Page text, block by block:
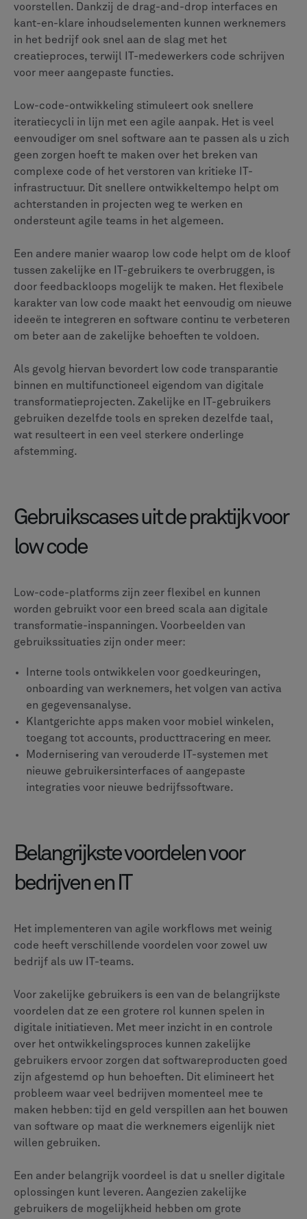
voorstellen. Dankzij de drag-and-drop interfaces en
kant-en-klare inhoudselementen kunnen werknemers
in het bedrijf ook snel aan de slag met het
creatieproces, terwijl IT-medewerkers code schrijven
voor meer aangepaste functies.
Low-code-ontwikkeling stimuleert ook snellere
iteratiecycli in lijn met een agile aanpak. Het is veel
eenvoudiger om snel software aan te passen als u zich
geen zorgen hoeft te maken over het breken van
complexe code of het verstoren van kritieke IT-
infrastructuur. Dit snellere ontwikkeltempo helpt om
achterstanden in projecten weg te werken en
ondersteunt agile teams in het algemeen.
Een andere manier waarop low code helpt om de kloof
tussen zakelijke en IT-gebruikers te overbruggen, is
door feedbackloops mogelijk te maken. Het flexibele
karakter van low code maakt het eenvoudig om nieuwe
ideeën te integreren en software continu te verbeteren
om beter aan de zakelijke behoeften te voldoen.
Als gevolg hiervan bevordert low code transparantie
binnen en multifunctioneel eigendom van digitale
transformatieprojecten. Zakelijke en IT-gebruikers
gebruiken dezelfde tools en spreken dezelfde taal,
wat resulteert in een veel sterkere onderlinge
afstemming.
Gebruikscases uit de praktijk voor
low code
Low-code-platforms zijn zeer flexibel en kunnen
worden gebruikt voor een breed scala aan digitale
transformatie-inspanningen. Voorbeelden van
gebruikssituaties zijn onder meer:
Interne tools ontwikkelen voor goedkeuringen,
onboarding van werknemers, het volgen van activa
en gegevensanalyse.
Klantgerichte apps maken voor mobiel winkelen,
toegang tot accounts, producttracering en meer.
Modernisering van verouderde IT-systemen met
nieuwe gebruikersinterfaces of aangepaste
integraties voor nieuwe bedrijfssoftware.
Belangrijkste voordelen voor
bedrijven en IT
Het implementeren van agile workflows met weinig
code heeft verschillende voordelen voor zowel uw
bedrijf als uw IT-teams.
Voor zakelijke gebruikers is een van de belangrijkste
voordelen dat ze een grotere rol kunnen spelen in
digitale initiatieven. Met meer inzicht in en controle
over het ontwikkelingsproces kunnen zakelijke
gebruikers ervoor zorgen dat softwareproducten goed
zijn afgestemd op hun behoeften. Dit elimineert het
probleem waar veel bedrijven momenteel mee te
maken hebben: tijd en geld verspillen aan het bouwen
van software op maat die werknemers eigenlijk niet
willen gebruiken.
Een ander belangrijk voordeel is dat u sneller digitale
oplossingen kunt leveren. Aangezien zakelijke
gebruikers de mogelijkheid hebben om grote